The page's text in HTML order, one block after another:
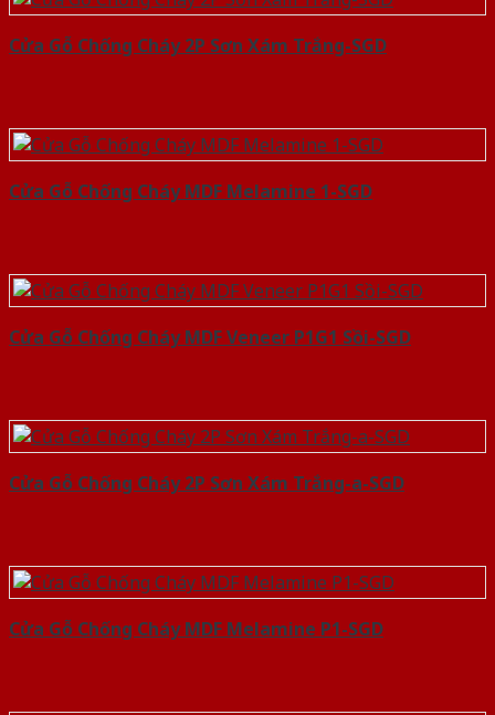
Cửa Gỗ Chống Cháy 2P Sơn Xám Trắng-SGD
Cửa Gỗ Chống Cháy MDF Melamine 1-SGD
Cửa Gỗ Chống Cháy MDF Veneer P1G1 Sồi-SGD
Cửa Gỗ Chống Cháy 2P Sơn Xám Trắng-a-SGD
Cửa Gỗ Chống Cháy MDF Melamine P1-SGD